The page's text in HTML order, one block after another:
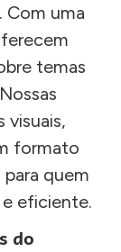
Com uma
temas
visuais,
formato
quem
eficiente.
do